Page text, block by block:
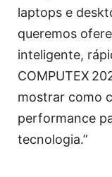
laptops e
queremos
inteligente,
COMPUTEX
mostrar como
performance
tecnologia.”